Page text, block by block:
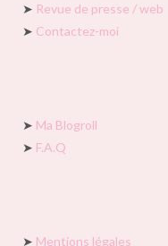
➤ Revue de presse / web
➤ Contactez-moi
➤ Ma Blogroll
➤ F.A.Q
➤ Mentions légales